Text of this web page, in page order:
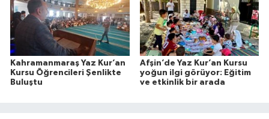
Kahramanmaraş Yaz Kur’an
Kursu Öğrencileri Şenlikte
Buluştu
Afşin’de Yaz Kur’an Kursu
yoğun ilgi görüyor: Eğitim
ve etkinlik bir arada